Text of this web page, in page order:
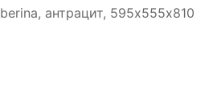
антрацит, 595х555х810